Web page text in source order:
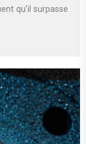
qu'il surpasse